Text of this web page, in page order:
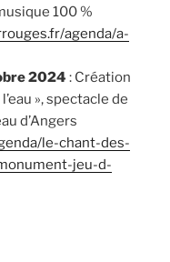
100 %
agenda/a-
2024 : Création
», spectacle de
d’Angers
le-chant-des-
jeu-d-